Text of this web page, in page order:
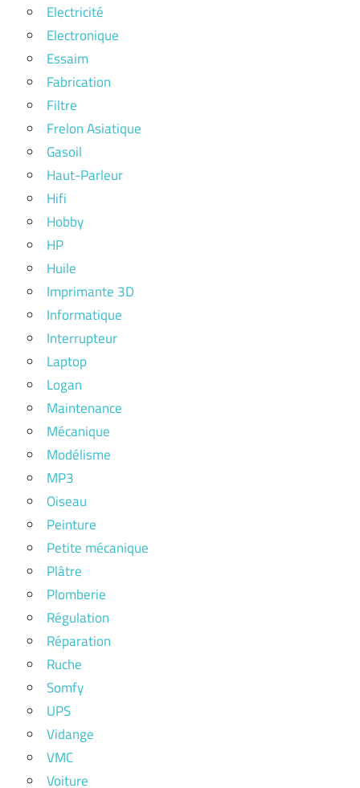
Electricité
Electronique
Essaim
Fabrication
Filtre
Frelon Asiatique
Gasoil
Haut-Parleur
Hifi
Hobby
HP
Huile
Imprimante 3D
Informatique
Interrupteur
Laptop
Logan
Maintenance
Mécanique
Modélisme
MP3
Oiseau
Peinture
Petite mécanique
Plâtre
Plomberie
Régulation
Réparation
Ruche
Somfy
UPS
Vidange
VMC
Voiture